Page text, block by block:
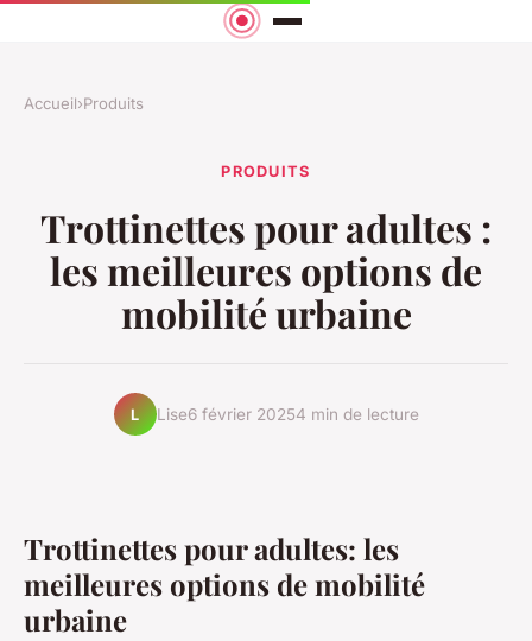
Accueil›Produits
PRODUITS
Trottinettes pour adultes :
les meilleures options de
mobilité urbaine
L Lise6 février 20254 min de lecture
Trottinettes pour adultes: les
meilleures options de mobilité
urbaine